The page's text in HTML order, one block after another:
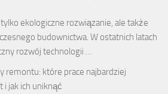
ekologiczne rozwiązanie, ale także
budownictwa. W ostatnich latach
rozwój technologii …
remontu: które prace najbardziej
i jak ich uniknąć